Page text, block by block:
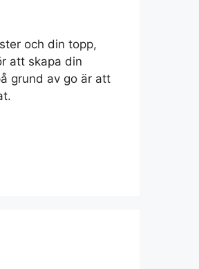
och din topp,
att skapa din
grund av go är att